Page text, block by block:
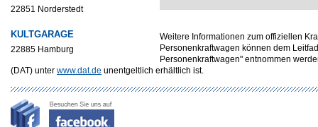
22851 Norderstedt
KULTGARAGE
22885 Hamburg
Weitere Informationen zum offiziellen
Personenkraftwagen können dem
Personenkraftwagen" entnommen
(DAT) unter www.dat.de unentgeltlich erhältlich ist.